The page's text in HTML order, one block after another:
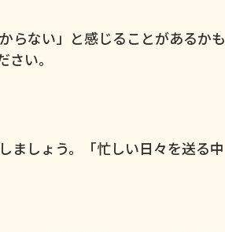
らない」と感じることがあるかも
い。
ましょう。「忙しい日々を送る中